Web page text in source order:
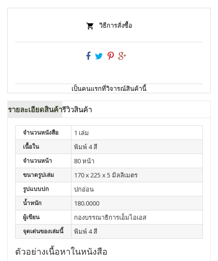
วิธีการสั่งซื้อ
เป็นคนแรกที่วิจารณ์สินค้านี้
รายละเอียดสินค้ารีวิวสินค้า
จำนวนหนังสือ 1 เล่ม
เนื้อใน พิมพ์ 4 สี
จำนวนหน้า 80 หน้า
ขนาดรูปเล่ม 170 x 225 x 5 มิลลิเมตร
รูปแบบปก ปกอ่อน
น้ำหนัก 180.0000
ผู้เขียน กองบรรณาธิการเอ็มไอเอส
จุดเด่นของเล่มนี้ พิมพ์ 4 สี
ตัวอย่างเนื้อหาในหนังสือ